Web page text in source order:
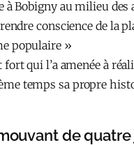
à Bobigny au milieu
conscience de la
populaire »
fort qui l’a amenée à
temps sa propre
de